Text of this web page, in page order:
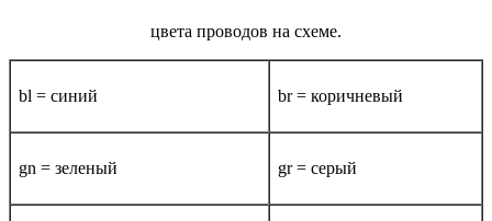
цвета проводов на схеме.
bl = синий br = коричневый
gn = зеленый gr = серый